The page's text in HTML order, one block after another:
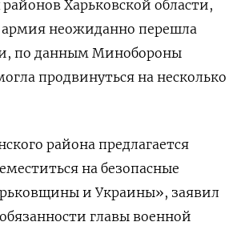
Харьковской области,
армия неожиданно перешла
и, по данным Минобороны
продвинуться на несколько
района предлагается
на безопасные
и Украины», заявил
главы военной